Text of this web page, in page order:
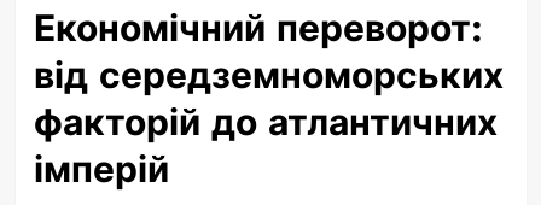
Економічний переворот:
від середземноморських
факторій до атлантичних
імперій